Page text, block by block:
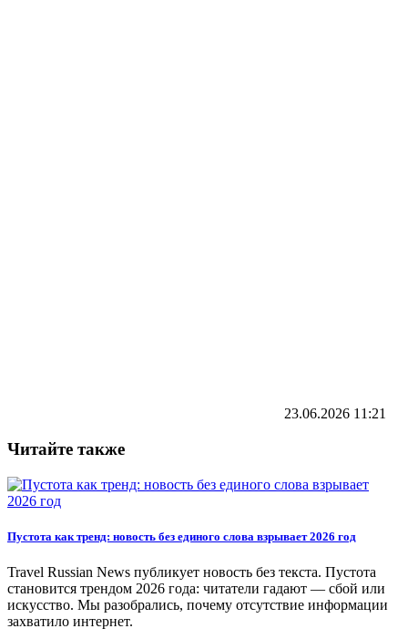
23.06.2026 11:21
Читайте также
Пустота как тренд: новость без единого слова взрывает 2026 год
Travel Russian News публикует новость без текста. Пустота
становится трендом 2026 года: читатели гадают — сбой или
искусство. Мы разобрались, почему отсутствие информации
захватило интернет.